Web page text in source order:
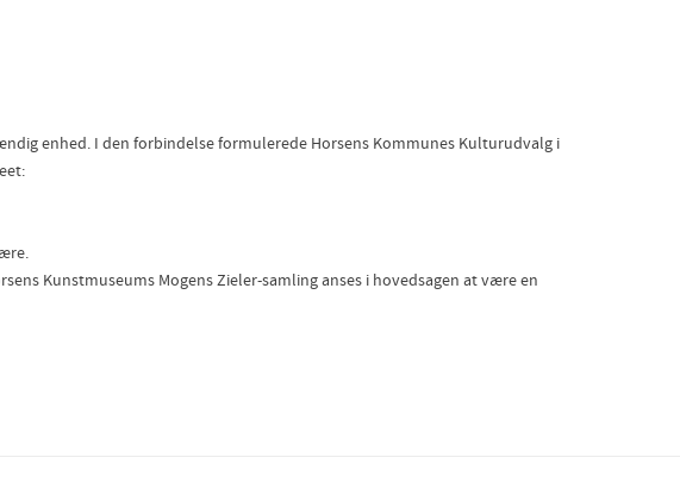
enhed. I den forbindelse formulerede Horsens Kommunes Kulturudvalg i
Kunstmuseums Mogens Zieler-samling anses i hovedsagen at være en